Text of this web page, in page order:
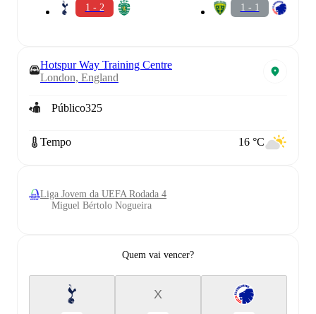
1 - 2 1 - 1
Hotspur Way Training Centre
London, England
Público325
Tempo 16 °C
Liga Jovem da UEFA Rodada 4
Miguel Bértolo Nogueira
Quem vai vencer?
X